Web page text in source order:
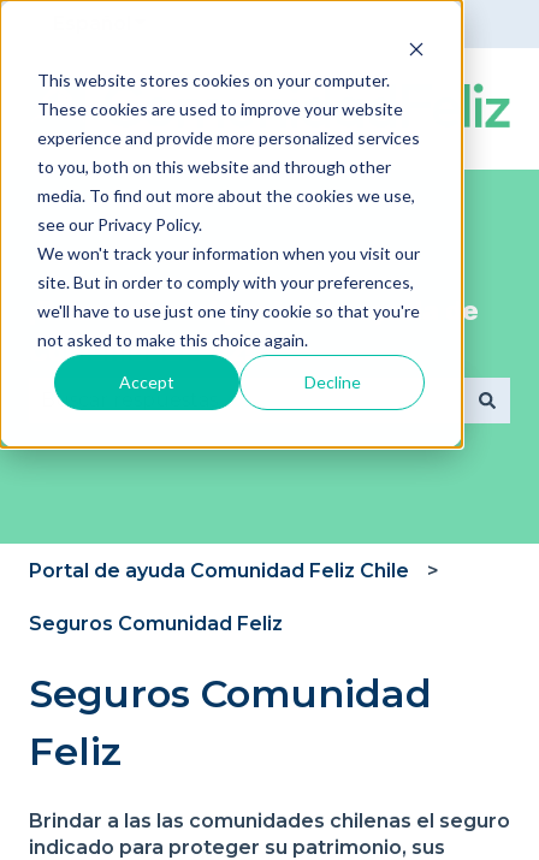
This website stores cookies on your computer.
These cookies are used to improve your website
experience and provide more personalized services
to you, both on this website and through other
media. To find out more about the cookies we use,
see our Privacy Policy.
We won't track your information when you visit our
site. But in order to comply with your preferences,
we'll have to use just one tiny cookie so that you're
not asked to make this choice again.
Accept Decline
¡Bienvenido al portal de ayuda de
ComunidadFeliz!
No hay sugerencias porque el campo de
Portal de ayuda Comunidad Feliz Chile
Seguros Comunidad Feliz
Seguros Comunidad
Feliz
Brindar a las las comunidades chilenas el seguro
indicado para proteger su patrimonio, sus